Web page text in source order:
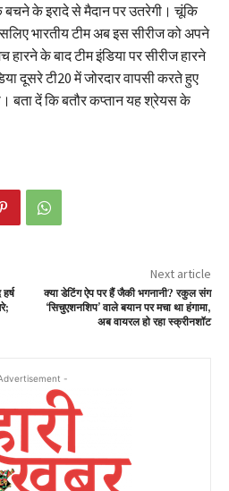
बचने के इरादे से मैदान पर उतरेगी। चूंकि
भारतीय टीम अब इस सीरीज को अपने
के बाद टीम इंडिया पर सीरीज हारने
दूसरे टी20 में जोरदार वापसी करते हुए
बता दें कि बतौर कप्तान यह श्रेयस के
Next article
क्या डेटिंग ऐप पर हैं जैकी भगनानी? रकुल संग
‘सिचुएशनशिप’ वाले बयान पर मचा था हंगामा,
अब वायरल हो रहा स्क्रीनशॉट
-